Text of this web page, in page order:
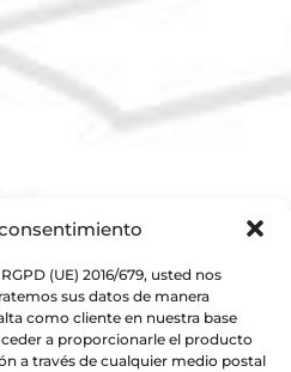
(UE) 2016/679, usted nos
sus datos de manera
como cliente en nuestra base
a proporcionarle el producto
a través de cualquier medio postal